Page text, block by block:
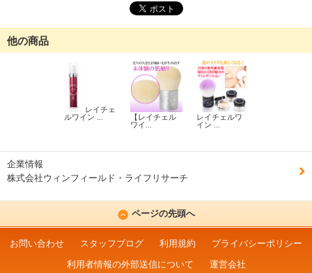
他の商品
レイチェ
ルワイン ...
【レイチェル
ワイ...
レイチェルワ
イン ...
企業情報
株式会社ウィンフィールド・ライフリサーチ
ページの先頭へ
お問い合わせ スタッフブログ 利用規約
プライバシーポリシー
利用者情報の外部送信について
運営会社